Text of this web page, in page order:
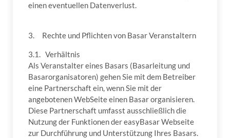
einen eventuellen Datenverlust.
3. Rechte und Pflichten von Basar Veranstaltern
3.1. Verhältnis
Als Veranstalter eines Basars (Basarleitung und
Basarorganisatoren) gehen Sie mit dem Betreiber
eine Partnerschaft ein, wenn Sie mit der
angebotenen WebSeite einen Basar organisieren.
Diese Partnerschaft umfasst ausschließlich die
Nutzung der Funktionen der easyBasar Webseite
zur Durchführung und Unterstützung Ihres Basars.